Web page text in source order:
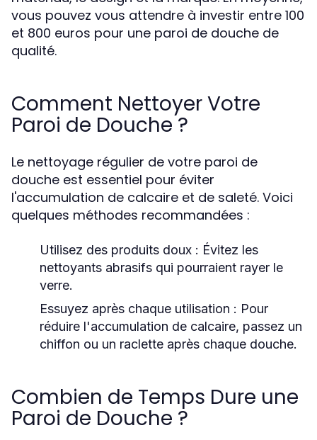
vous pouvez vous attendre à investir entre 100
et 800 euros pour une paroi de douche de
qualité.
Comment Nettoyer Votre
Paroi de Douche ?
Le nettoyage régulier de votre paroi de
douche est essentiel pour éviter
l'accumulation de calcaire et de saleté. Voici
quelques méthodes recommandées :
Utilisez des produits doux : Évitez les
nettoyants abrasifs qui pourraient rayer le
verre.
Essuyez après chaque utilisation : Pour
réduire l'accumulation de calcaire, passez un
chiffon ou un raclette après chaque douche.
Combien de Temps Dure une
Paroi de Douche ?